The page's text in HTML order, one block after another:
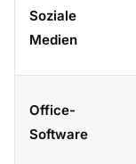
Soziale
Medien
Office-
Software